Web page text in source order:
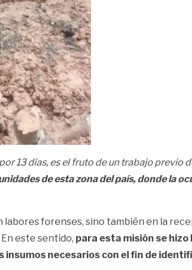
13 días, es el fruto de un trabajo previo
de esta zona del país, donde la
labores forenses, sino también en la
este sentido, para esta misión se hizo
insumos necesarios con el fin de